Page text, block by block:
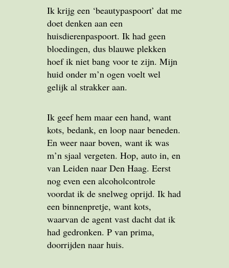
Ik krijg een ‘beautypaspoort’ dat me
doet denken aan een
huisdierenpaspoort. Ik had geen
bloedingen, dus blauwe plekken
hoef ik niet bang voor te zijn. Mijn
huid onder m’n ogen voelt wel
gelijk al strakker aan.
Ik geef hem maar een hand, want
kots, bedank, en loop naar beneden.
En weer naar boven, want ik was
m’n sjaal vergeten. Hop, auto in, en
van Leiden naar Den Haag. Eerst
nog even een alcoholcontrole
voordat ik de snelweg oprijd. Ik had
een binnenpretje, want kots,
waarvan de agent vast dacht dat ik
had gedronken. P van prima,
doorrijden naar huis.